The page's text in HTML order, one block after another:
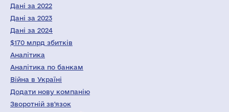
Дані за 2022
Дані за 2023
Дані за 2024
$170 млрд збитків
Аналітика
Аналітика по банкам
Війна в Україні
Додати нову компанію
Зворотній зв'язок